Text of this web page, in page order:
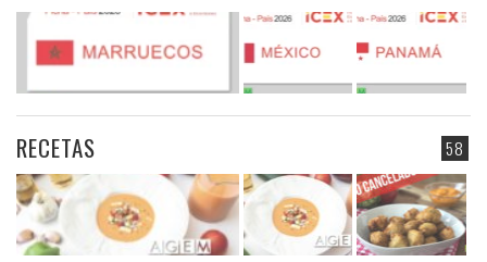
58
RECETAS